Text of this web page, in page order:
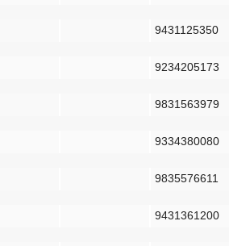
9431125350
9234205173
9831563979
9334380080
9835576611
9431361200